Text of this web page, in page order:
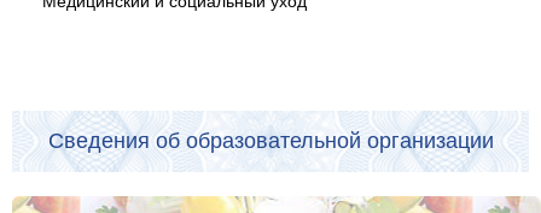
Сведения об образовательной организации